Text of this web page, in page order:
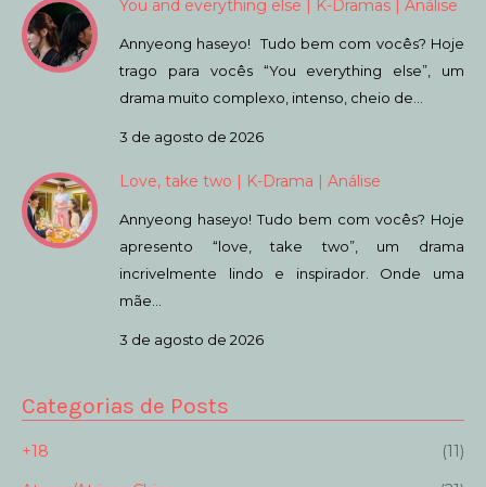
You and everything else | K-Dramas | Análise
Annyeong haseyo! Tudo bem com vocês? Hoje
trago para vocês “You everything else”, um
drama muito complexo, intenso, cheio de…
3 de agosto de 2026
Love, take two | K-Drama | Análise
Annyeong haseyo! Tudo bem com vocês? Hoje
apresento “love, take two”, um drama
incrivelmente lindo e inspirador. Onde uma
mãe…
3 de agosto de 2026
Categorias de Posts
+18
(11)